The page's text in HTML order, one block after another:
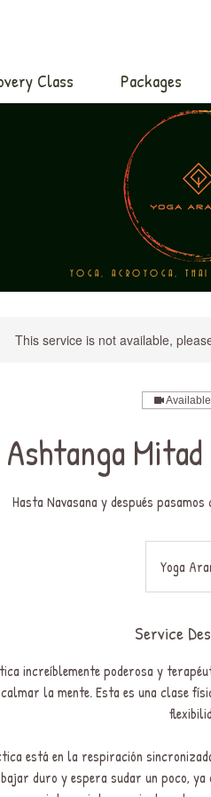
Class Packages
This service is not available,
Ashtanga
Hasta Navasana y después
Yoga
Service
increíblemente poderosa y
la mente. Esta es una clase
está en la respiración
duro y espera sudar un poco, ya
YOGA, ACROYOGA, THAI